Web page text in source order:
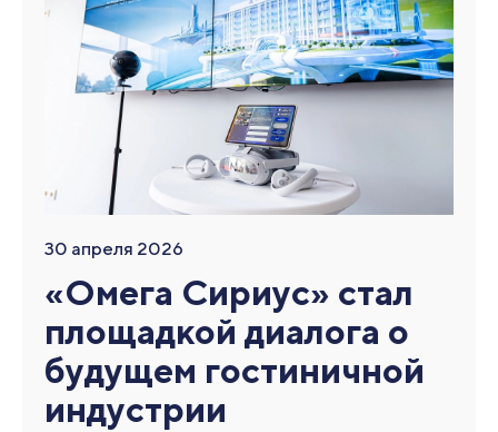
30 апреля 2026
«Омега Сириус» стал
площадкой диалога о
будущем гостиничной
индустрии